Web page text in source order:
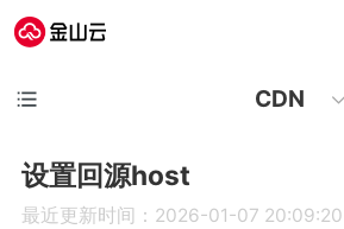
CDN
设置回源host
最近更新时间：2026-01-07 20:09:20